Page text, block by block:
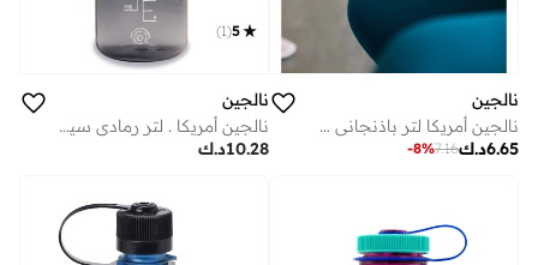
نالجين
نالجين أمريكا لتر باذنجاني سستين
د.ك6.65
7.16
-8%
5
(
1
)
نالجين
نالجين أمريكا . لتر رمادي سيلو سستين
د.ك10.28